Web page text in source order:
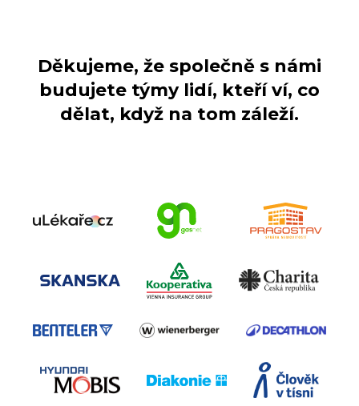
Děkujeme, že společně s námi
budujete týmy lidí, kteří ví, co
dělat, když na tom záleží.